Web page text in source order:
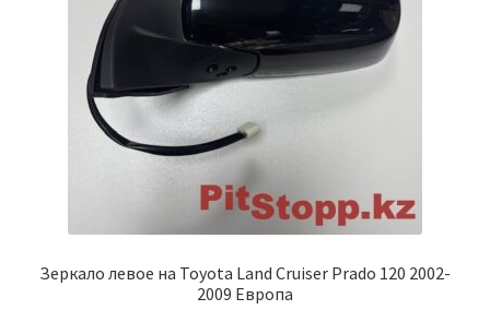
Зеркало левое на Toyota Land Cruiser Prado 120 2002-
2009 Европа